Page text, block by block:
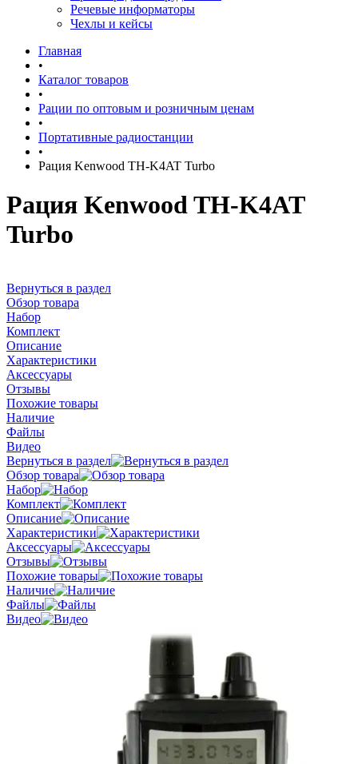
Речевые информаторы
Чехлы и кейсы
Главная
•
Каталог товаров
•
Рации по оптовым и розничным ценам
•
Портативные радиостанции
•
Рация Kenwood TH-K4AT Turbo
Рация Kenwood TH-K4AT
Turbo
Вернуться в раздел
Обзор товара
Набор
Комплект
Описание
Характеристики
Аксессуары
Отзывы
Похожие товары
Наличие
Файлы
Видео
Вернуться в раздел
Обзор товара
Набор
Комплект
Описание
Характеристики
Аксессуары
Отзывы
Похожие товары
Наличие
Файлы
Видео